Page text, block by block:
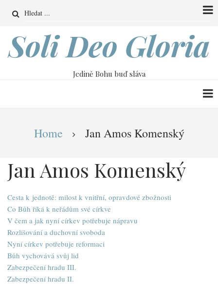
obsahu
Search
Soli Deo Gloria
Jedině Bohu buď sláva
Drobečková
navigace
Home Jan Amos Komenský
Jan Amos Komenský
Cesta k jednotě: milost k vnitřní, opravdové zbožnosti
Co Bůh říká k neřádům své církve
V čem a jak nyní církev potřebuje nápravu
Rozlišování a duchovní svoboda
Nyní církev potřebuje reformaci
Bůh vychovává svůj lid
Zabezpečení hradu III.
Zabezpečení hradu II.